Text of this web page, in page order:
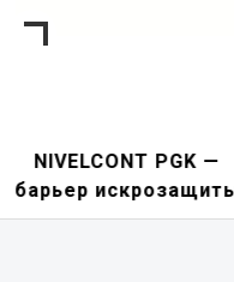
индикатор токовой
петли